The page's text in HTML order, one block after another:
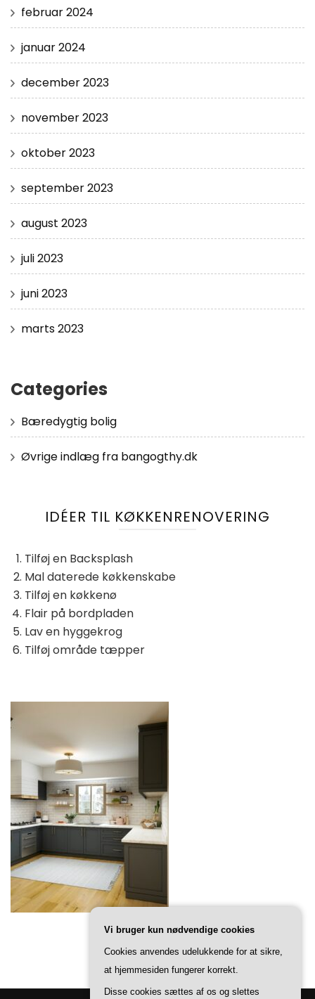
februar 2024
januar 2024
december 2023
november 2023
oktober 2023
september 2023
august 2023
juli 2023
juni 2023
marts 2023
Categories
Bæredygtig bolig
Øvrige indlæg fra bangogthy.dk
IDÉER TIL KØKKENRENOVERING
Tilføj en Backsplash
Mal daterede køkkenskabe
Tilføj en køkkenø
Flair på bordpladen
Lav en hyggekrog
Tilføj område tæpper
Vi bruger kun nødvendige cookies
Cookies anvendes udelukkende for at sikre,
at hjemmesiden fungerer korrekt.
Disse cookies sættes af os og slettes